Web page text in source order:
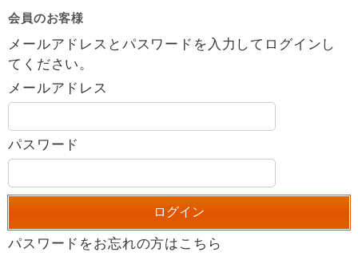
会員のお客様
メールアドレスとパスワードを入力してログインし
てください。
メールアドレス
パスワード
パスワードをお忘れの方はこちら